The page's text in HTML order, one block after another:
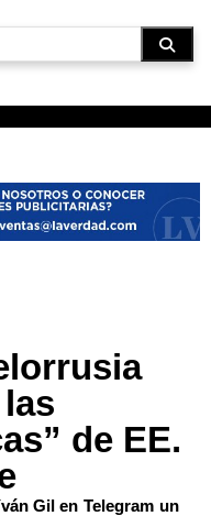
de EE.
Gil en Telegram un